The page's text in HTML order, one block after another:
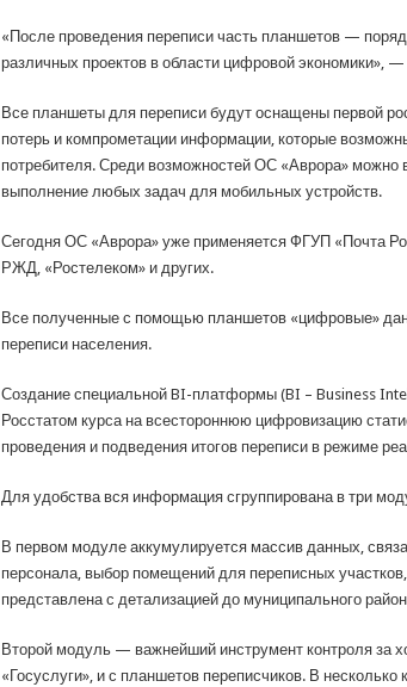
«После проведения переписи часть планшетов —
различных проектов в области цифровой экономики»,
Все планшеты для переписи будут оснащены первой
потерь и компрометации информации, которые
потребителя. Среди возможностей ОС «Аврора»
выполнение любых задач для мобильных устройств.
Сегодня ОС «Аврора» уже применяется ФГУП «Почта
РЖД, «Ростелеком» и других.
Все полученные с помощью планшетов «цифровые»
переписи населения.
Создание специальной BI-платформы (BI – Business
Росстатом курса на всестороннюю цифровизацию
проведения и подведения итогов переписи в режиме
Для удобства вся информация сгруппирована в три
В первом модуле аккумулируется массив данных,
персонала, выбор помещений для переписных
представлена с детализацией до муниципального
Второй модуль — важнейший инструмент контроля за
«Госуслуги», и с планшетов переписчиков. В